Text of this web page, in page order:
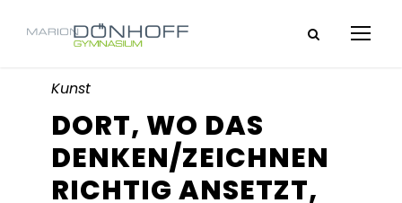
Kunst
DORT, WO DAS
DENKEN/ZEICHNEN
RICHTIG ANSETZT,